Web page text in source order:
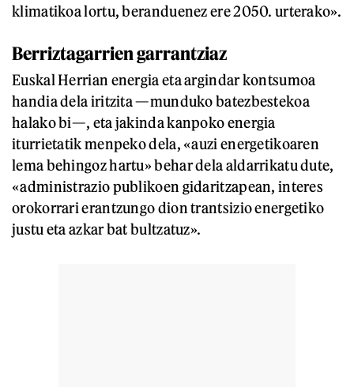
klimatikoa lortu, beranduenez ere 2050. urterako».
Berriztagarrien garrantziaz
Euskal Herrian energia eta argindar kontsumoa
handia dela iritzita —munduko batezbestekoa
halako bi—, eta jakinda kanpoko energia
iturrietatik menpeko dela, «auzi energetikoaren
lema behingoz hartu» behar dela aldarrikatu dute,
«administrazio publikoen gidaritzapean, interes
orokorrari erantzungo dion trantsizio energetiko
justu eta azkar bat bultzatuz».